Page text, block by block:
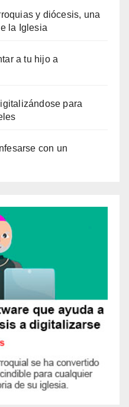
y diócesis, una
la Iglesia
a tu hijo a
para
con un